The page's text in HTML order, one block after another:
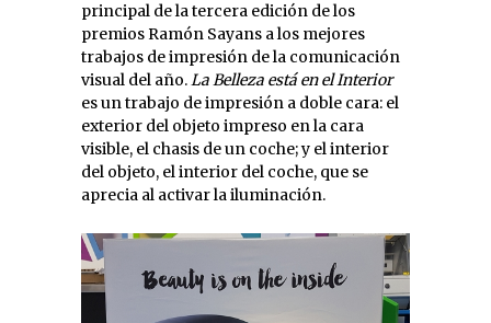
principal de la tercera edición de los
premios Ramón Sayans a los mejores
trabajos de impresión de la comunicación
visual del año.La Belleza está en el Interior
es un trabajo de impresión a doble cara: el
exterior del objeto impreso en la cara
visible, el chasis de un coche; y el interior
del objeto, el interior del coche, que se
aprecia al activar la iluminación.